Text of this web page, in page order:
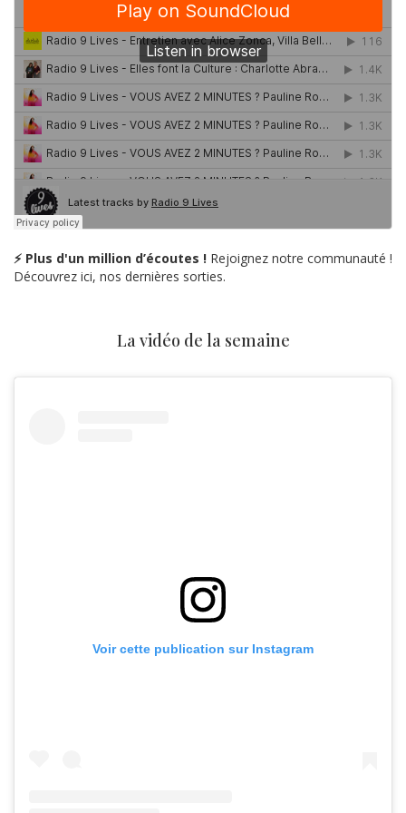
⚡ Plus d'un million d’écoutes ! Rejoignez notre communauté !
Découvrez ici, nos dernières sorties.
La vidéo de la semaine
Voir cette publication sur Instagram